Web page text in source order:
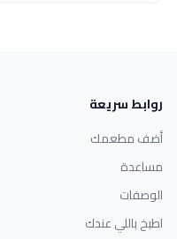
روابط سريعة
أضف مطعمك
مساعدة
الوصفات
اطبخ باللي عندك